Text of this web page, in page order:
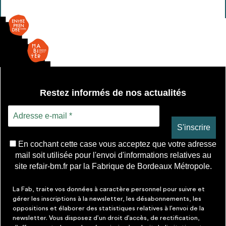
* Attention, l’ajout des matériaux à sa liste et son envoi ne
vaut aucunement réservation.
FAQ
Restez informés de nos actualités
En cochant cette case vous acceptez que votre adresse
mail soit utilisée pour l'envoi d'informations relatives au
site refair-bm.fr par la Fabrique de Bordeaux Métropole.
La Fab, traite vos données à caractère personnel pour suivre et
gérer les inscriptions à la newsletter, les désabonnements, les
oppositions et élaborer des statistiques relatives à l’envoi de la
newsletter. Vous disposez d’un droit d’accès, de rectification,